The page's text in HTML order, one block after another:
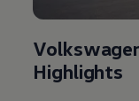
Highlights